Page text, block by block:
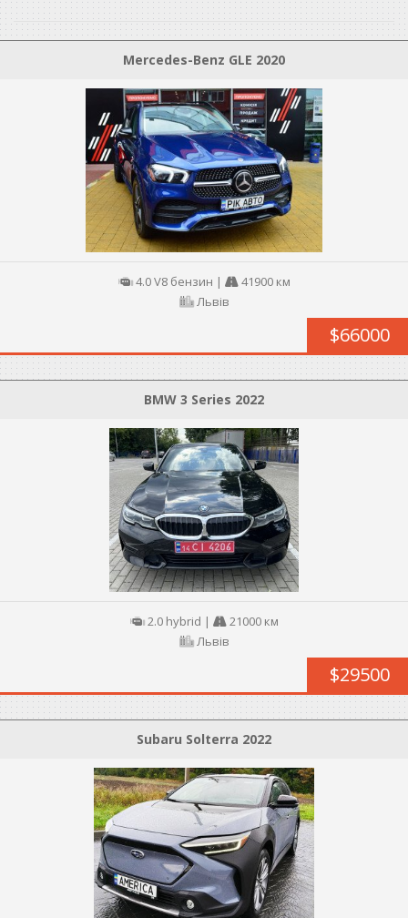
Mercedes-Benz GLE 2020
4.0 V8 бензин |
41900 км
Львів
$66000
BMW 3 Series 2022
2.0 hybrid |
21000 км
Львів
$29500
Subaru Solterra 2022